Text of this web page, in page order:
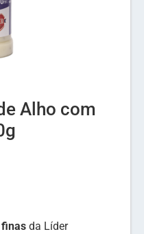
Alho com
da Líder